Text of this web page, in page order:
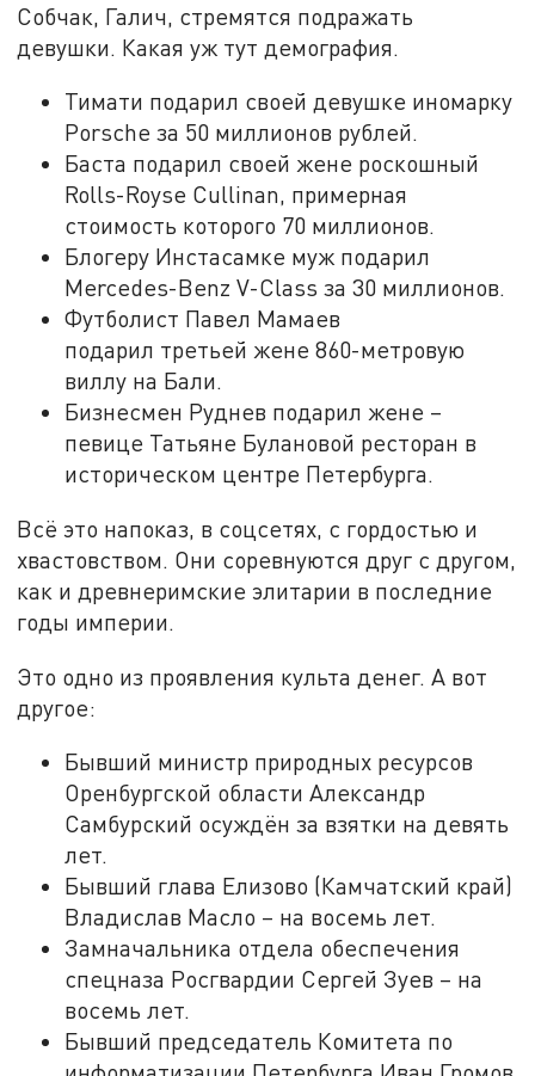
Собчак, Галич, стремятся подражать
девушки. Какая уж тут демография.
Тимати подарил своей девушке иномарку
Porsche за 50 миллионов рублей.
Баста подарил своей жене роскошный
Rolls-Royse Cullinan, примерная
стоимость которого 70 миллионов.
Блогеру Инстасамке муж подарил
Mercedes-Benz V-Class за 30 миллионов.
Футболист Павел Мамаев
подарил третьей жене 860-метровую
виллу на Бали.
Бизнесмен Руднев подарил жене –
певице Татьяне Булановой ресторан в
историческом центре Петербурга.
Всё это напоказ, в соцсетях, с гордостью и
хвастовством. Они соревнуются друг с другом,
как и древнеримские элитарии в последние
годы империи.
Это одно из проявления культа денег. А вот
другое:
Бывший министр природных ресурсов
Оренбургской области Александр
Самбурский осуждён за взятки на девять
лет.
Бывший глава Елизово (Камчатский край)
Владислав Масло – на восемь лет.
Замначальника отдела обеспечения
спецназа Росгвардии Сергей Зуев – на
восемь лет.
Бывший председатель Комитета по